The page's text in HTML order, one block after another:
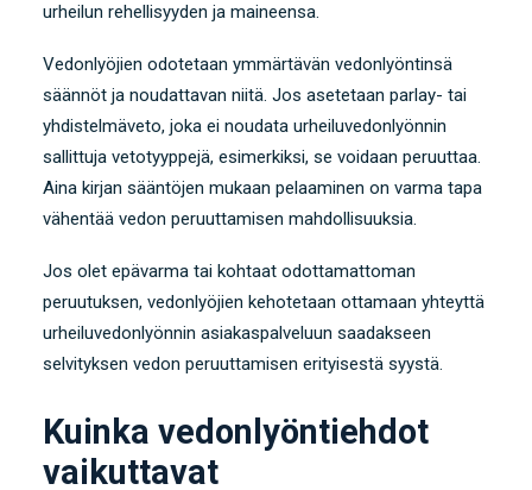
urheilun rehellisyyden ja maineensa.
Vedonlyöjien odotetaan ymmärtävän vedonlyöntinsä
säännöt ja noudattavan niitä. Jos asetetaan parlay- tai
yhdistelmäveto, joka ei noudata urheiluvedonlyönnin
sallittuja vetotyyppejä, esimerkiksi, se voidaan peruuttaa.
Aina kirjan sääntöjen mukaan pelaaminen on varma tapa
vähentää vedon peruuttamisen mahdollisuuksia.
Jos olet epävarma tai kohtaat odottamattoman
peruutuksen, vedonlyöjien kehotetaan ottamaan yhteyttä
urheiluvedonlyönnin asiakaspalveluun saadakseen
selvityksen vedon peruuttamisen erityisestä syystä.
Kuinka vedonlyöntiehdot
vaikuttavat